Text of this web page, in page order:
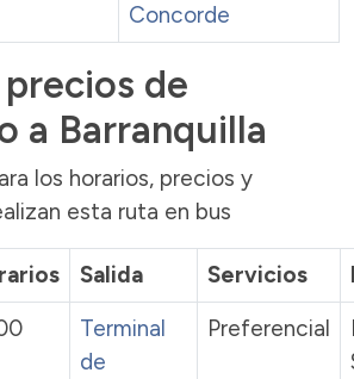
Concorde
precios de
a Barranquilla
los horarios, precios y
esta ruta en bus
Salida Servicios
Terminal
de
Preferencial